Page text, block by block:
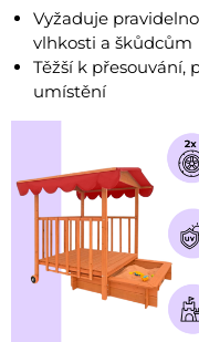
Vyžaduje
vlhkosti a škůdcům
Těžší k
umístění